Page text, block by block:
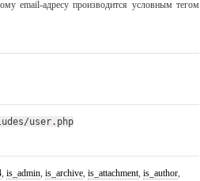
email-адресу производится условным тегом
user.php
, is_admin, is_archive, is_attachment, is_author,